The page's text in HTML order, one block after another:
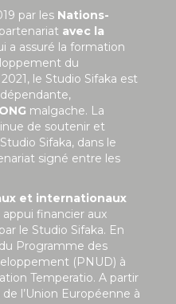
par les Nations-
avec la
a assuré la formation
du
le Studio Sifaka est
malgache. La
de soutenir et
Sifaka, dans le
signé entre les
et internationaux
financier aux
le Studio Sifaka. En
Programme des
(PNUD) à
Temperatio. A partir
l’Union Européenne à